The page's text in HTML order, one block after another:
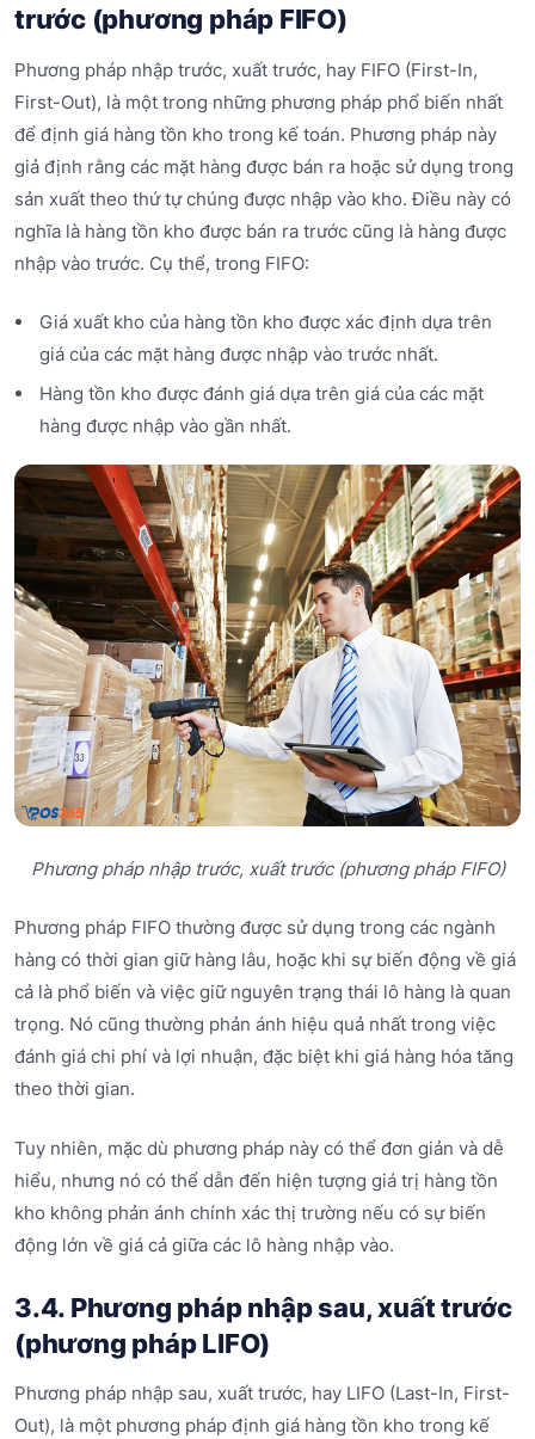
trước (phương pháp FIFO)
Phương pháp nhập trước, xuất trước, hay FIFO (First-In,
First-Out), là một trong những phương pháp phổ biến nhất
để định giá hàng tồn kho trong kế toán. Phương pháp này
giả định rằng các mặt hàng được bán ra hoặc sử dụng trong
sản xuất theo thứ tự chúng được nhập vào kho. Điều này có
nghĩa là hàng tồn kho được bán ra trước cũng là hàng được
nhập vào trước. Cụ thể, trong FIFO:
Giá xuất kho của hàng tồn kho được xác định dựa trên
giá của các mặt hàng được nhập vào trước nhất.
Hàng tồn kho được đánh giá dựa trên giá của các mặt
hàng được nhập vào gần nhất.
Phương pháp nhập trước, xuất trước (phương pháp FIFO)
Phương pháp FIFO thường được sử dụng trong các ngành
hàng có thời gian giữ hàng lâu, hoặc khi sự biến động về giá
cả là phổ biến và việc giữ nguyên trạng thái lô hàng là quan
trọng. Nó cũng thường phản ánh hiệu quả nhất trong việc
đánh giá chi phí và lợi nhuận, đặc biệt khi giá hàng hóa tăng
theo thời gian.
Tuy nhiên, mặc dù phương pháp này có thể đơn giản và dễ
hiểu, nhưng nó có thể dẫn đến hiện tượng giá trị hàng tồn
kho không phản ánh chính xác thị trường nếu có sự biến
động lớn về giá cả giữa các lô hàng nhập vào.
3.4. Phương pháp nhập sau, xuất trước
(phương pháp LIFO)
Phương pháp nhập sau, xuất trước, hay LIFO (Last-In, First-
Out), là một phương pháp định giá hàng tồn kho trong kế